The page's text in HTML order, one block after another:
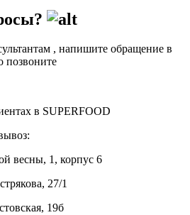
, напишите обращение в
позвоните
в SUPERFOOD
весны, 1, корпус 6
27/1
19б